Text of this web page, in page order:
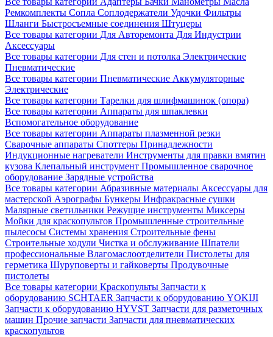
Ремкомплекты Сопла Соплодержатели Удочки Фильтры
Шланги Быстросъемные соединения Штуцеры
Все товары категории Для Авторемонта Для Индустрии
Аксессуары
Все товары категории Для стен и потолка Электрические
Пневматические
Все товары категории Пневматические Аккумуляторные
Электрические
Все товары категории Тарелки для шлифмашинок (опора)
Все товары категории Аппараты для шпаклевки
Вспомогательное оборудование
Все товары категории Аппараты плазменной резки
Сварочные аппараты Споттеры Принадлежности
Индукционные нагреватели Инструменты для правки вмятин
кузова Клепальный инструмент Промышленное сварочное
оборудование Зарядные устройства
Все товары категории Абразивные материалы Аксессуары для
мастерской Аэрографы Бункеры Инфракрасные сушки
Малярные светильники Режущие инструменты Миксеры
Мойки для краскопультов Промышленные строительные
пылесосы Системы хранения Строительные фены
Строительные ходули Чистка и обслуживание Шпатели
профессиональные Влагомаслоотделители Пистолеты для
герметика Шуруповерты и гайковерты Продувочные
пистолеты
Все товары категории Краскопульты Запчасти к
оборудованию SCHTAER Запчасти к оборудованию YOKIJI
Запчасти к оборудованию HYVST Запчасти для разметочных
машин Прочие запчасти Запчасти для пневматических
краскопультов